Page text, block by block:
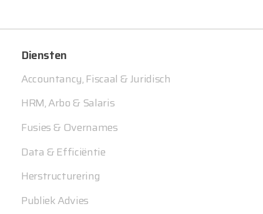
Diensten
Accountancy, Fiscaal & Juridisch
HRM, Arbo & Salaris
Fusies & Overnames
Data & Efficiëntie
Herstructurering
Publiek Advies